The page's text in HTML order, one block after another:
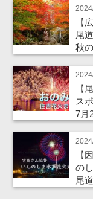
【
尾
秋
【
ス
7月
【
の
尾